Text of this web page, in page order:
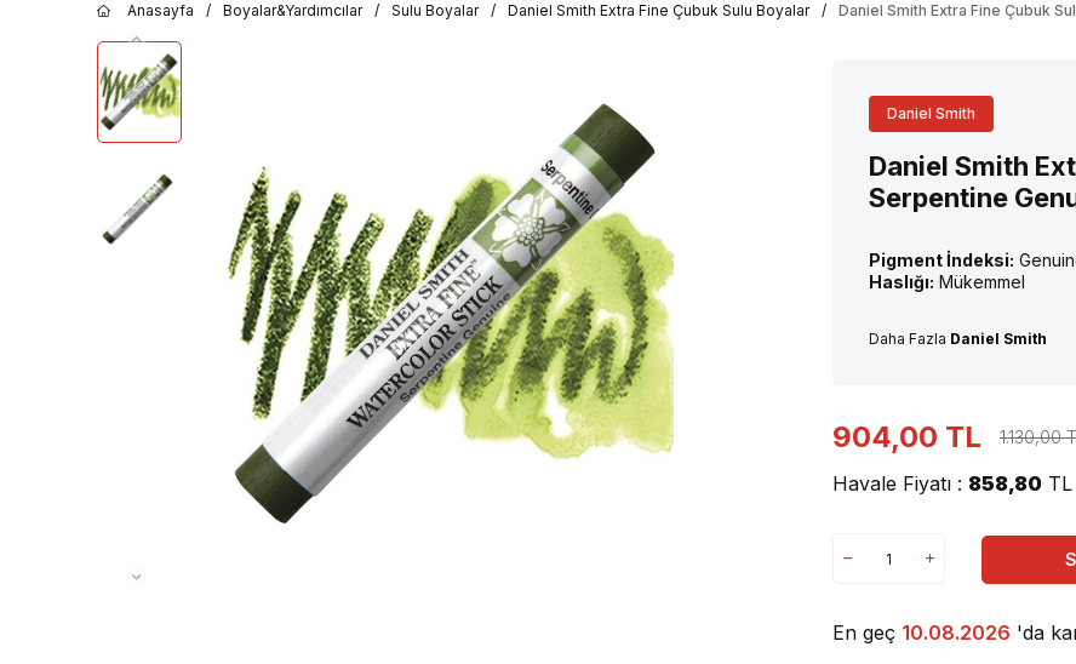
Anasayfa / Boyalar&Yardımcılar / Sulu Boyalar / Daniel Smith Extra Fine Çubuk Sulu Boyalar / Daniel Smith Extra Fine Çubuk
Daniel Smith
Daniel Smith
Serpentine
Pigment İndeksi:
Haslığı: Mükemmel
Daha Fazla Daniel Smith
904,00 TL 1.130,00
Havale Fiyatı : 858,80 TL
En geç 10.08.2026 'da